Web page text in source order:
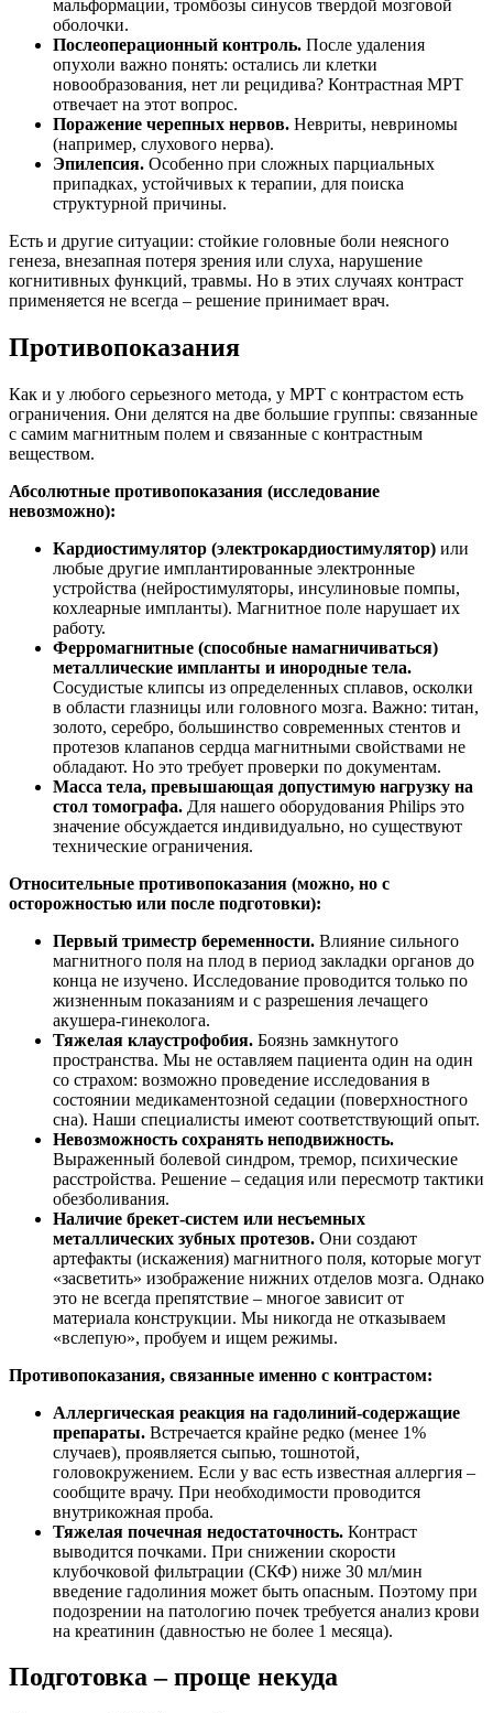
мальформации, тромбозы синусов твердой мозговой
оболочки.
Послеоперационный контроль. После удаления
опухоли важно понять: остались ли клетки
новообразования, нет ли рецидива? Контрастная МРТ
отвечает на этот вопрос.
Поражение черепных нервов. Невриты, невриномы
(например, слухового нерва).
Эпилепсия. Особенно при сложных парциальных
припадках, устойчивых к терапии, для поиска
структурной причины.
Есть и другие ситуации: стойкие головные боли неясного
генеза, внезапная потеря зрения или слуха, нарушение
когнитивных функций, травмы. Но в этих случаях контраст
применяется не всегда – решение принимает врач.
Противопоказания
Как и у любого серьезного метода, у МРТ с контрастом есть
ограничения. Они делятся на две большие группы: связанные
с самим магнитным полем и связанные с контрастным
веществом.
Абсолютные противопоказания (исследование
невозможно):
Кардиостимулятор (электрокардиостимулятор) или
любые другие имплантированные электронные
устройства (нейростимуляторы, инсулиновые помпы,
кохлеарные импланты). Магнитное поле нарушает их
работу.
Ферромагнитные (способные намагничиваться)
металлические импланты и инородные тела.
Сосудистые клипсы из определенных сплавов, осколки
в области глазницы или головного мозга. Важно: титан,
золото, серебро, большинство современных стентов и
протезов клапанов сердца магнитными свойствами не
обладают. Но это требует проверки по документам.
Масса тела, превышающая допустимую нагрузку на
стол томографа. Для нашего оборудования Philips это
значение обсуждается индивидуально, но существуют
технические ограничения.
Относительные противопоказания (можно, но с
осторожностью или после подготовки):
Первый триместр беременности. Влияние сильного
магнитного поля на плод в период закладки органов до
конца не изучено. Исследование проводится только по
жизненным показаниям и с разрешения лечащего
акушера-гинеколога.
Тяжелая клаустрофобия. Боязнь замкнутого
пространства. Мы не оставляем пациента один на один
со страхом: возможно проведение исследования в
состоянии медикаментозной седации (поверхностного
сна). Наши специалисты имеют соответствующий опыт.
Невозможность сохранять неподвижность.
Выраженный болевой синдром, тремор, психические
расстройства. Решение – седация или пересмотр тактики
обезболивания.
Наличие брекет-систем или несъемных
металлических зубных протезов. Они создают
артефакты (искажения) магнитного поля, которые могут
«засветить» изображение нижних отделов мозга. Однако
это не всегда препятствие – многое зависит от
материала конструкции. Мы никогда не отказываем
«вслепую», пробуем и ищем режимы.
Противопоказания, связанные именно с контрастом:
Аллергическая реакция на гадолиний-содержащие
препараты. Встречается крайне редко (менее 1%
случаев), проявляется сыпью, тошнотой,
головокружением. Если у вас есть известная аллергия –
сообщите врачу. При необходимости проводится
внутрикожная проба.
Тяжелая почечная недостаточность. Контраст
выводится почками. При снижении скорости
клубочковой фильтрации (СКФ) ниже 30 мл/мин
введение гадолиния может быть опасным. Поэтому при
подозрении на патологию почек требуется анализ крови
на креатинин (давностью не более 1 месяца).
Подготовка – проще некуда